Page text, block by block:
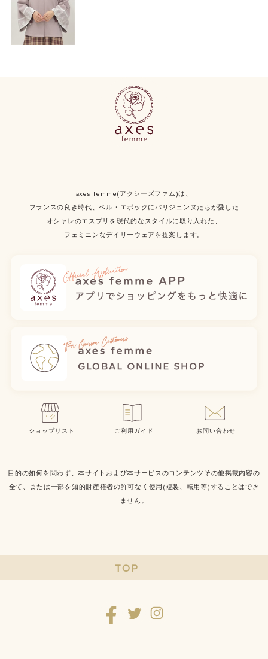
axes femme(アクシーズファム)は、
フランスの良き時代、ベル・エポックにパリジェンヌたちが愛した
オシャレのエスプリを現代的なスタイルに取り入れた、
フェミニンなデイリーウェアを提案します。
ショップリスト ご利用ガイド お問い合わせ
目的の如何を問わず、本サイトおよび本サービスのコンテンツその他掲載内容の
全て、または一部を知的財産権者の許可なく使用(複製、転用等)することはでき
ません。
TOP